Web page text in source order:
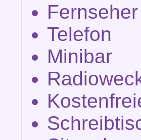
Fernseher
Telefon
Minibar